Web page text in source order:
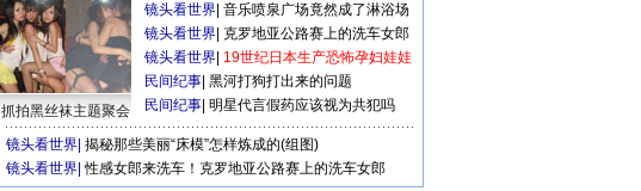
抓拍黑丝袜主题聚会
镜头看世界 音乐喷泉广场竟然成了淋浴场
镜头看世界 克罗地亚公路赛上的洗车女郎
镜头看世界 19世纪日本生产恐怖孕妇娃娃
民间纪事 黑河打狗打出来的问题
民间纪事 明星代言假药应该视为共犯吗
镜头看世界 揭秘那些美丽“床模”怎样炼成的(组图)
镜头看世界 性感女郎来洗车！克罗地亚公路赛上的洗车女郎